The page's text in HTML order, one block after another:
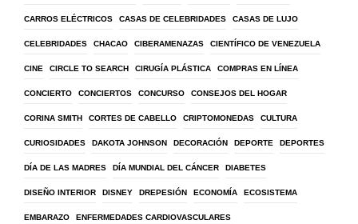
CARROS ELÉCTRICOS CASAS DE CELEBRIDADES CASAS DE LUJO
CELEBRIDADES CHACAO CIBERAMENAZAS CIENTÍFICO DE VENEZUELA
CINE CIRCLE TO SEARCH CIRUGÍA PLÁSTICA COMPRAS EN LÍNEA
CONCIERTO CONCIERTOS CONCURSO CONSEJOS DEL HOGAR
CORINA SMITH CORTES DE CABELLO CRIPTOMONEDAS CULTURA
CURIOSIDADES DAKOTA JOHNSON DECORACIÓN DEPORTE DEPORTES
DÍA DE LAS MADRES DÍA MUNDIAL DEL CÁNCER DIABETES
DISEÑO INTERIOR DISNEY DREPESIÓN ECONOMÍA ECOSISTEMA
EMBARAZO ENFERMEDADES CARDIOVASCULARES